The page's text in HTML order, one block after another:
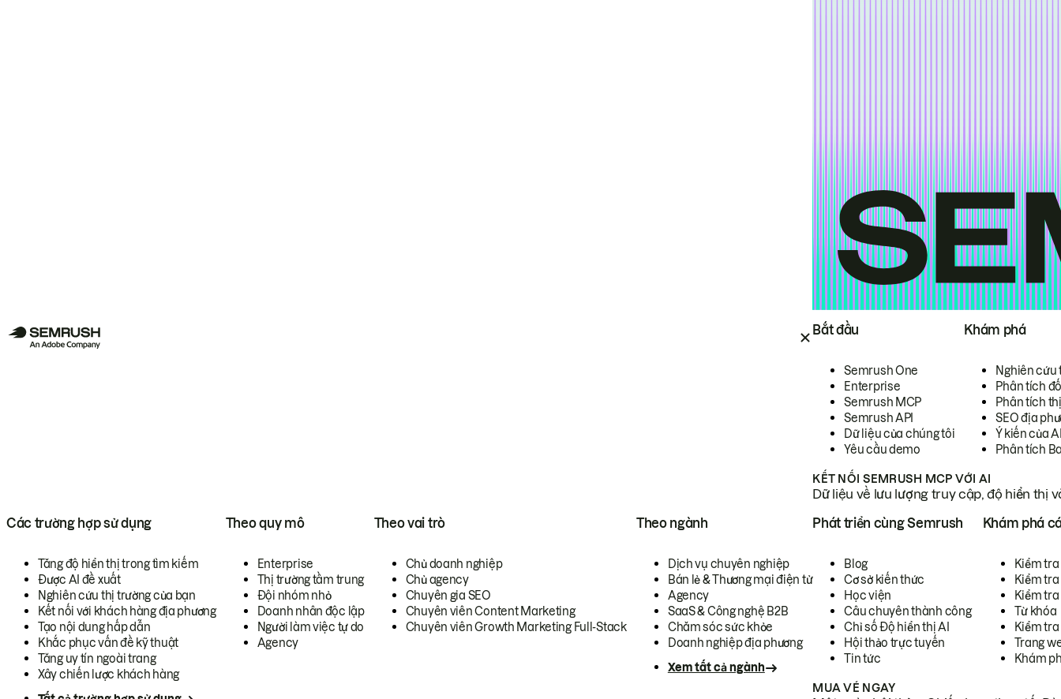
Bắt đầu
Semrush One
Enterprise
Semrush MCP
Semrush API
Dữ liệu của chúng tôi
Yêu cầu demo
Khám phá
Nghiên cứu
Phân tích
Phân tích
SEO địa
Ý kiến của
Phân tích
KẾT NỐI SEMRUSH MCP VỚI AI
Dữ liệu về lưu lượng truy cập, độ hiển thị
Các trường hợp sử dụng
Tăng độ hiển thị trong tìm kiếm
Được AI đề xuất
Nghiên cứu thị trường của bạn
Kết nối với khách hàng địa phương
Tạo nội dung hấp dẫn
Khắc phục vấn đề kỹ thuật
Tăng uy tín ngoài trang
Xây chiến lược khách hàng
Theo quy mô
Enterprise
Thị trường tầm trung
Đội nhóm nhỏ
Doanh nhân độc lập
Người làm việc tự do
Agency
Theo vai trò
Chủ doanh nghiệp
Chủ agency
Chuyên gia SEO
Chuyên viên Content Marketing
Chuyên viên Growth Marketing Full-Stack
Theo ngành
Dịch vụ chuyên nghiệp
Bán lẻ & Thương mại điện tử
Agency
SaaS & Công nghệ B2B
Chăm sóc sức khỏe
Doanh nghiệp địa phương
Xem tất cả ngành
Phát triển cùng Semrush
Blog
Cơ sở kiến thức
Học viện
Câu chuyên thành công
Chỉ số Độ hiển thị AI
Hội thảo trực tuyến
Tin tức
Khám phá
Kiểm
Kiểm tra
Kiểm
Từ khóa
Kiểm
Trang
Khám
MUA VÉ NGAY